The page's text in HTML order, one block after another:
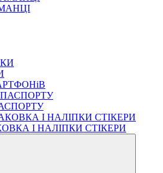
І НАЛІПКИ СТІКЕРИ